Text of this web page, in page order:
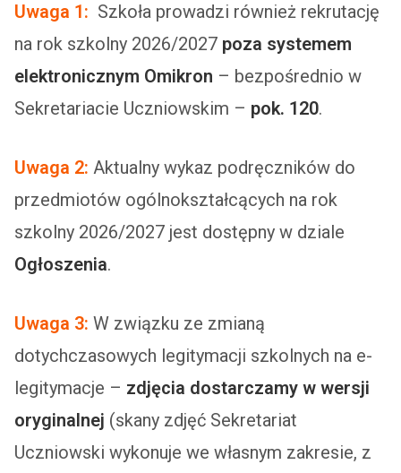
Uwaga 1: Szkoła prowadzi również rekrutację
na rok szkolny 2026/2027 poza systemem
elektronicznym Omikron – bezpośrednio w
Sekretariacie Uczniowskim – pok. 120.
Uwaga 2: Aktualny wykaz podręczników do
przedmiotów ogólnokształcących na rok
szkolny 2026/2027 jest dostępny w dziale
Ogłoszenia.
Uwaga 3: W związku ze zmianą
dotychczasowych legitymacji szkolnych na e-
legitymacje – zdjęcia dostarczamy w wersji
oryginalnej (skany zdjęć Sekretariat
Uczniowski wykonuje we własnym zakresie, z